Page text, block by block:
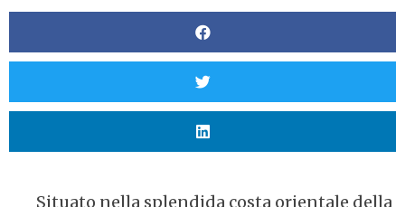
Situato nella splendida costa orientale della